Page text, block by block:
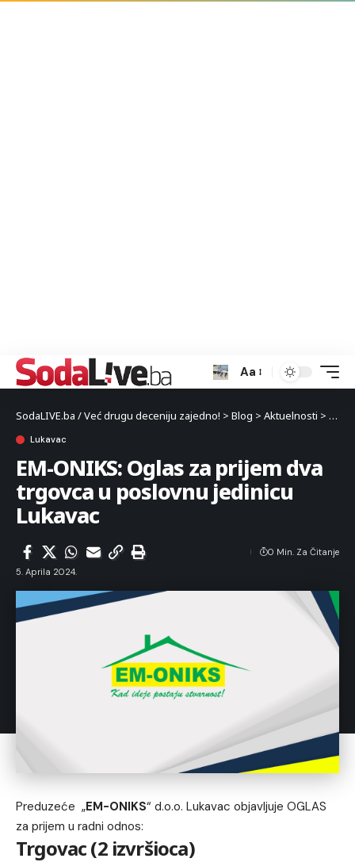
Aa
SodaLIVE.ba / Već drugu deceniju zajedno! > Blog > Aktuelnosti >
Lukavac
EM-ONIKS: Oglas za prijem dva
trgovca u poslovnu jedinicu
Lukavac
5. Aprila 2024.
0 Min. Za Čitanje
Preduzeće „EM-ONIKS“ d.o.o. Lukavac objavljuje OGLAS
za prijem u radni odnos:
Trgovac (2 izvršioca)